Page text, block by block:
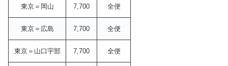
東京＝岡山 7,700 全便
東京＝広島 7,700 全便
東京＝山口宇部 7,700 全便